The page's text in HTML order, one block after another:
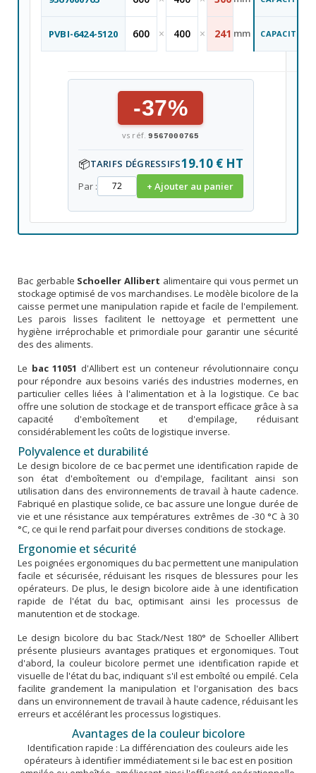
PVBI-6424-5120 600 × 400 × 241 mm CAPACITÉ
-37%
vs réf.9567000765
📦TARIFS DÉGRESSIFS19.10 € HT
Par : + Ajouter au panier
Bac gerbable Schoeller Allibert alimentaire qui vous permet un
stockage optimisé de vos marchandises. Le modèle bicolore de la
caisse permet une manipulation rapide et facile de l'empilement.
Les parois lisses facilitent le nettoyage et permettent une
hygiène irréprochable et primordiale pour garantir une sécurité
des des aliments.
Le bac 11051 d'Allibert est un conteneur révolutionnaire conçu
pour répondre aux besoins variés des industries modernes, en
particulier celles liées à l'alimentation et à la logistique. Ce bac
offre une solution de stockage et de transport efficace grâce à sa
capacité d'emboîtement et d'empilage, réduisant
considérablement les coûts de logistique inverse.
Polyvalence et durabilité
Le design bicolore de ce bac permet une identification rapide de
son état d'emboîtement ou d'empilage, facilitant ainsi son
utilisation dans des environnements de travail à haute cadence.
Fabriqué en plastique solide, ce bac assure une longue durée de
vie et une résistance aux températures extrêmes de -30 °C à 30
°C, ce qui le rend parfait pour diverses conditions de stockage.
Ergonomie et sécurité
Les poignées ergonomiques du bac permettent une manipulation
facile et sécurisée, réduisant les risques de blessures pour les
opérateurs. De plus, le design bicolore aide à une identification
rapide de l'état du bac, optimisant ainsi les processus de
manutention et de stockage.
Le design bicolore du bac Stack/Nest 180° de Schoeller Allibert
présente plusieurs avantages pratiques et ergonomiques. Tout
d'abord, la couleur bicolore permet une identification rapide et
visuelle de l'état du bac, indiquant s'il est emboîté ou empilé. Cela
facilite grandement la manipulation et l'organisation des bacs
dans un environnement de travail à haute cadence, réduisant les
erreurs et accélérant les processus logistiques.
Avantages de la couleur bicolore
Identification rapide : La différenciation des couleurs aide les
opérateurs à identifier immédiatement si le bac est en position